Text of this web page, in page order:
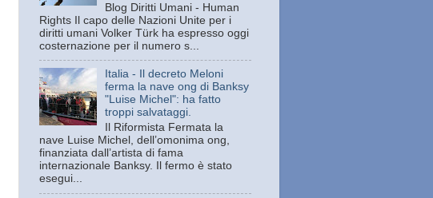
Blog Diritti Umani - Human
Rights Il capo delle Nazioni Unite per i
diritti umani Volker Türk ha espresso oggi
costernazione per il numero s...
Italia - Il decreto Meloni
ferma la nave ong di Banksy
"Luise Michel": ha fatto
troppi salvataggi.
Il Riformista Fermata la
nave Luise Michel, dell’omonima ong,
finanziata dall’artista di fama
internazionale Banksy. Il fermo è stato
esegui...